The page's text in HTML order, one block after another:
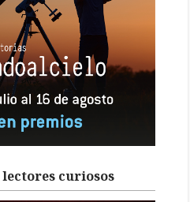
lectores curiosos